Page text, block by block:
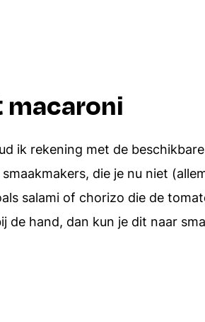
macaroni
ik rekening met de
die je nu niet
salami of chorizo die de
de hand, dan kun je dit naar